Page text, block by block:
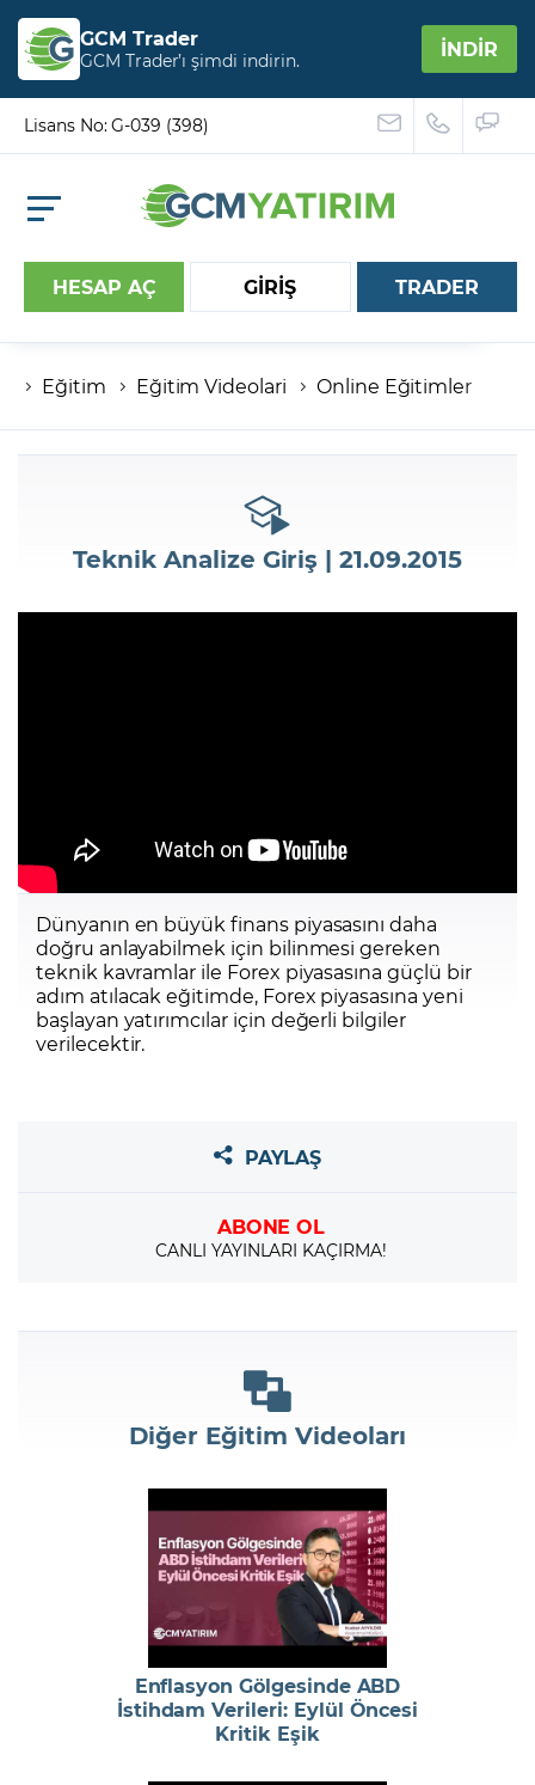
GCM Trader
GCM Trader’ı şimdi indirin. İNDİR
Lisans No: G-039 (398)
HESAP AÇ GİRİŞ
Hesap numaranız
Şifreniz
TRADER
Eğitim Eğitim Videolari Online Eğitimler
Teknik Analize Giriş | 21.09.2015
Dünyanın en büyük finans piyasasını daha
doğru anlayabilmek için bilinmesi gereken
teknik kavramlar ile Forex piyasasına güçlü bir
adım atılacak eğitimde, Forex piyasasına yeni
başlayan yatırımcılar için değerli bilgiler
verilecektir.
PAYLAŞ
ABONE OL
CANLI YAYINLARI KAÇIRMA!
Diğer Eğitim Videoları
Enflasyon Gölgesinde ABD
İstihdam Verileri: Eylül Öncesi
Kritik Eşik